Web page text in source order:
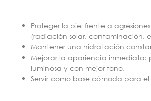
Proteger la piel frente a
(radiación solar, contaminación,
Mantener una hidratación
Mejorar la apariencia inmediata:
luminosa y con mejor tono.
Servir como base cómoda para